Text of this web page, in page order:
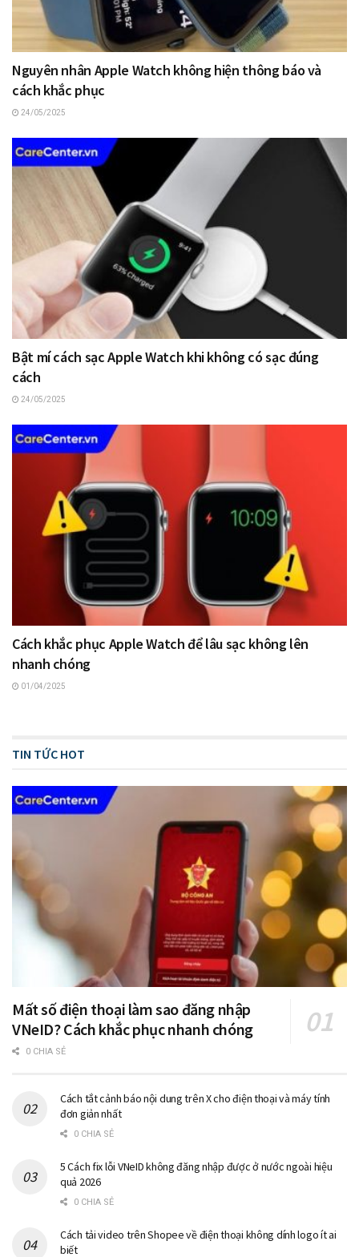
Nguyên nhân Apple Watch không hiện thông báo và
cách khắc phục
24/05/2025
Bật mí cách sạc Apple Watch khi không có sạc đúng
cách
24/05/2025
Cách khắc phục Apple Watch để lâu sạc không lên
nhanh chóng
01/04/2025
TIN TỨC HOT
Mất số điện thoại làm sao đăng nhập
VNeID? Cách khắc phục nhanh chóng
0 CHIA SẺ
Cách tắt cảnh báo nội dung trên X cho điện thoại và máy tính
đơn giản nhất
0 CHIA SẺ
5 Cách fix lỗi VNeID không đăng nhập được ở nước ngoài hiệu
quả 2026
0 CHIA SẺ
Cách tải video trên Shopee về điện thoại không dính logo ít ai
biết